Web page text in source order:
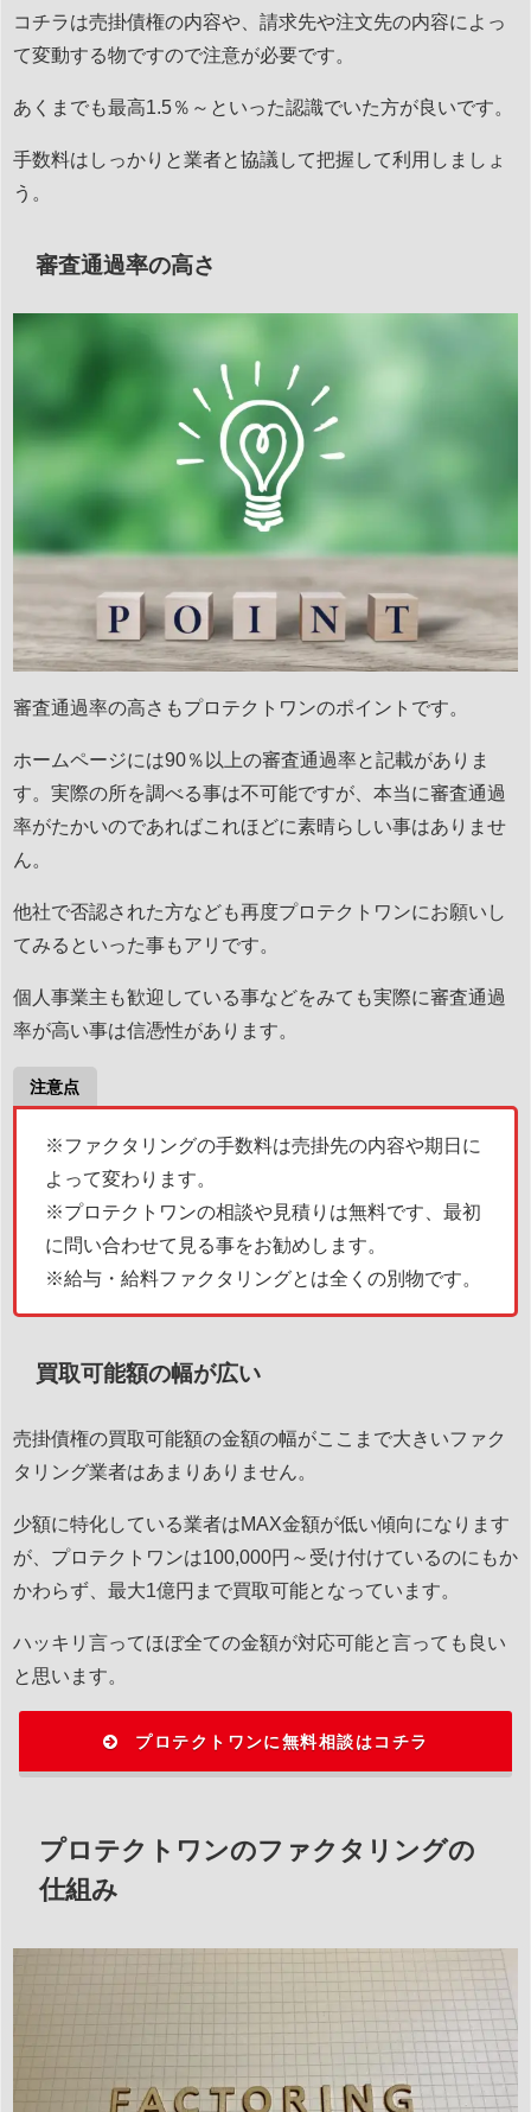
コチラは売掛債権の内容や、請求先や注文先の内容によっ
て変動する物ですので注意が必要です。
あくまでも最高1.5％～といった認識でいた方が良いです。
手数料はしっかりと業者と協議して把握して利用しましょ
う。
審査通過率の高さ
審査通過率の高さもプロテクトワンのポイントです。
ホームページには90％以上の審査通過率と記載がありま
す。実際の所を調べる事は不可能ですが、本当に審査通過
率がたかいのであればこれほどに素晴らしい事はありませ
ん。
他社で否認された方なども再度プロテクトワンにお願いし
てみるといった事もアリです。
個人事業主も歓迎している事などをみても実際に審査通過
率が高い事は信憑性があります。
注意点
※ファクタリングの手数料は売掛先の内容や期日に
よって変わります。
※プロテクトワンの相談や見積りは無料です、最初
に問い合わせて見る事をお勧めします。
※給与・給料ファクタリングとは全くの別物です。
買取可能額の幅が広い
売掛債権の買取可能額の金額の幅がここまで大きいファク
タリング業者はあまりありません。
少額に特化している業者はMAX金額が低い傾向になります
が、プロテクトワンは100,000円～受け付けているのにもか
かわらず、最大1億円まで買取可能となっています。
ハッキリ言ってほぼ全ての金額が対応可能と言っても良い
と思います。
プロテクトワンに無料相談はコチラ
プロテクトワンのファクタリングの
仕組み